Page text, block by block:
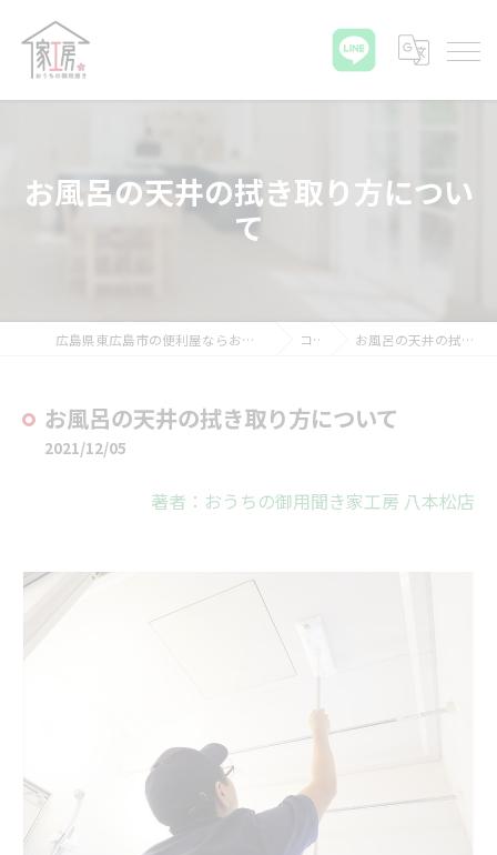
お風呂の天井の拭き取り方につい
て
広島県東広島市の便利屋ならおうちの御用聞き家工房 八本松店 コラム お風呂の天井の拭き取り方について
お風呂の天井の拭き取り方について
2021/12/05
著者：おうちの御用聞き家工房 八本松店